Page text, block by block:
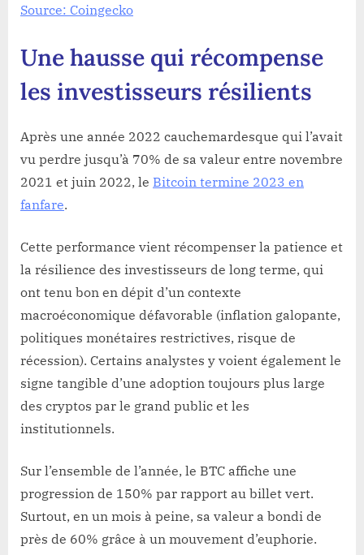
Source: Coingecko
Une hausse qui récompense
les investisseurs résilients
Après une année 2022 cauchemardesque qui l’avait
vu perdre jusqu’à 70% de sa valeur entre novembre
2021 et juin 2022, le Bitcoin termine 2023 en
fanfare.
Cette performance vient récompenser la patience et
la résilience des investisseurs de long terme, qui
ont tenu bon en dépit d’un contexte
macroéconomique défavorable (inflation galopante,
politiques monétaires restrictives, risque de
récession). Certains analystes y voient également le
signe tangible d’une adoption toujours plus large
des cryptos par le grand public et les
institutionnels.
Sur l’ensemble de l’année, le BTC affiche une
progression de 150% par rapport au billet vert.
Surtout, en un mois à peine, sa valeur a bondi de
près de 60% grâce à un mouvement d’euphorie.